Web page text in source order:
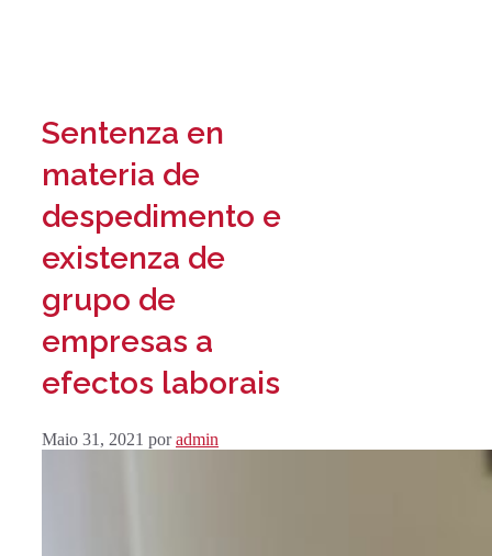
Sentenza en
materia de
despedimento e
existenza de
grupo de
empresas a
efectos laborais
Maio 31, 2021 poradmin